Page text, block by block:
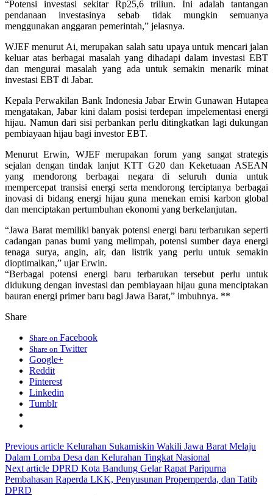
“Potensi investasi sekitar Rp25,6 triliun. Ini adalah tantangan
pendanaan investasinya sebab tidak mungkin semuanya
menggunakan anggaran pemerintah,” jelasnya.
WJEF menurut Ai, merupakan salah satu upaya untuk mencari jalan
keluar atas berbagai masalah yang dihadapi dalam investasi EBT
dan mengurai masalah yang ada untuk semakin menarik minat
investasi EBT di Jabar.
Kepala Perwakilan Bank Indonesia Jabar Erwin Gunawan Hutapea
mengatakan, Jabar kini dalam posisi terdepan impelementasi energi
hijau. Namun dari sisi perbankan perlu ditingkatkan lagi dukungan
pembiayaan hijau bagi investor EBT.
Menurut Erwin, WJEF merupakan forum yang sangat strategis
sejalan dengan tindak lanjut KTT G20 dan Keketuaan ASEAN
yang mendorong berbagai negara di seluruh dunia untuk
mempercepat transisi energi serta mendorong terciptanya berbagai
inovasi di bidang energi hijau guna menekan emisi karbon global
dan menciptakan pertumbuhan ekonomi yang berkelanjutan.
“Jawa Barat memiliki banyak potensi energi baru terbarukan seperti
cadangan panas bumi yang melimpah, potensi sumber daya energi
tenaga surya, angin, air, dan listrik yang perlu untuk semakin
dioptimalkan,” ujar Erwin.
“Berbagai potensi energi baru terbarukan tersebut perlu untuk
didukung dengan investasi dan pembiayaan hijau guna menciptakan
bauran energi primer baru bagi Jawa Barat,” imbuhnya. **
Share
Share on Facebook
Share on Twitter
Google+
Reddit
Pinterest
Linkedin
Tumblr
Previous article Kelurahan Sukamiskin Wakili Jawa Barat Melaju
Dalam Lomba Desa dan Kelurahan Tingkat Nasional
Next article DPRD Kota Bandung Gelar Rapat Paripurna
Pembahasan Raperda LKK, Penyusunan Propemperda, dan Tatib
DPRD